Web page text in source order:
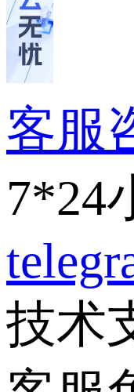
客服
7*24
技术